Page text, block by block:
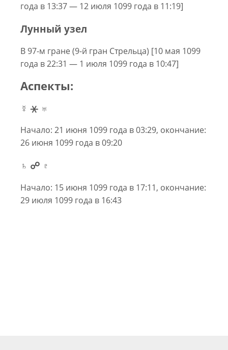
года в 13:37 — 12 июля 1099 года в 11:19]
Лунный узел
В 97-м гране (9-й гран Стрельца) [10 мая 1099
года в 22:31 — 1 июля 1099 года в 10:47]
Аспекты:
☿ ⚹ ♅
Начало: 21 июня 1099 года в 03:29, окончание:
26 июня 1099 года в 09:20
♄ ☍ ♇
Начало: 15 июня 1099 года в 17:11, окончание:
29 июля 1099 года в 16:43